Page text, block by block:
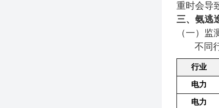
重时会导
三、氨逃
（一）监
不同
行业
电力
电力